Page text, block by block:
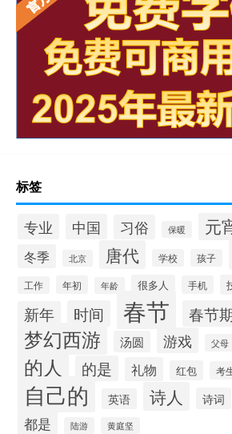
标签
专业 中国 习俗 保暖 元
冬季 北京 唐代 学校 孩子
工作 年初 年龄 很多人 手机
新年 时间 春节 春节
梦幻西游 汤圆 游戏 父母
的人 的是 礼物 红包 考
自己的 英语 诗人 诗词
都是 陆游 黄庭坚